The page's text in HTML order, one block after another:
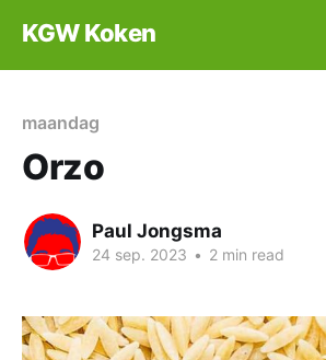
KGW Koken
maandag
Orzo
Paul Jongsma
24 sep. 2023 • 2 min read